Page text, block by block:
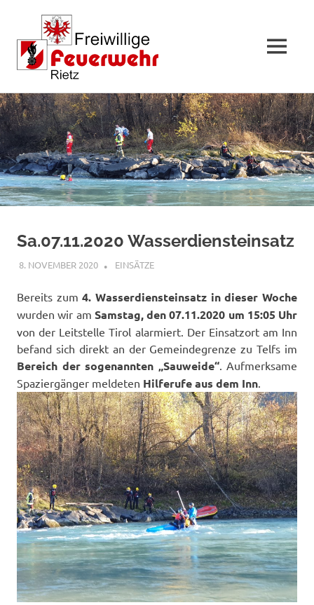
Zum
Inhalt
springen
MENÜ
Sa.07.11.2020 Wasserdiensteinsatz
8. NOVEMBER 2020 RAINER SCHUCHTER
EINSÄTZE
Bereits zum4. Wasserdiensteinsatz in dieser Woche
wurden wir am Samstag, den 07.11.2020 um 15:05 Uhr
von der Leitstelle Tirol alarmiert. Der Einsatzort am Inn
befand sich direkt an der Gemeindegrenze zu Telfs im
Bereich der sogenannten „Sauweide“. Aufmerksame
Spaziergänger meldeten Hilferufe aus dem Inn.